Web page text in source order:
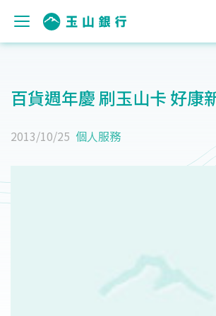
百貨週年慶 刷玉山卡 好康
2013/10/25 個人服務